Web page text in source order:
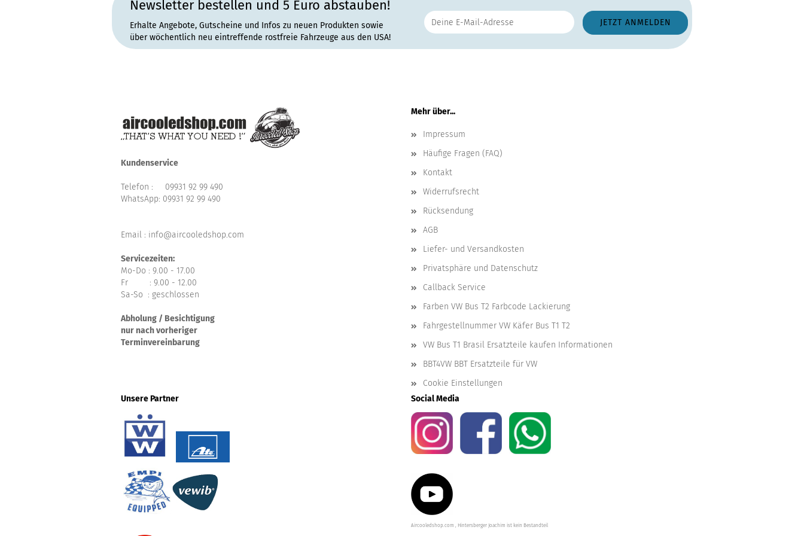
Newsletter bestellen und 5 Euro abstauben!
Erhalte Angebote, Gutscheine und Infos zu neuen Produkten sowie
über wöchentlich neu eintreffende rostfreie Fahrzeuge aus den USA!
Kundenservice
Telefon : 09931 92 99 490
WhatsApp: 09931 92 99 490
Email : info@aircooledshop.com
Servicezeiten:
Mo-Do : 9.00 - 17.00
Fr : 9.00 - 12.00
Sa-So : geschlossen
Abholung / Besichtigung
nur nach vorheriger
Terminvereinbarung
Mehr über...
Impressum
Häufige Fragen (FAQ)
Kontakt
Widerrufsrecht
Rücksendung
AGB
Liefer- und Versandkosten
Privatsphäre und Datenschutz
Callback Service
Farben VW Bus T2 Farbcode Lackierung
Fahrgestellnummer VW Käfer Bus T1 T2
VW Bus T1 Brasil Ersatzteile kaufen Informationen
BBT4VW BBT Ersatzteile für VW
Cookie Einstellungen
Unsere Partner
Social Media
Aircooledshop.com , Hintersberger Joachim ist kein Bestandteil